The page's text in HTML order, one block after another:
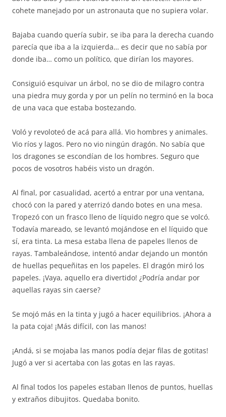
cohete manejado por un astronauta que no supiera volar.
Bajaba cuando quería subir, se iba para la derecha cuando
parecía que iba a la izquierda… es decir que no sabía por
donde iba… como un político, que dirían los mayores.
Consiguió esquivar un árbol, no se dio de milagro contra
una piedra muy gorda y por un pelín no terminó en la boca
de una vaca que estaba bostezando.
Voló y revoloteó de acá para allá. Vio hombres y animales.
Vio ríos y lagos. Pero no vio ningún dragón. No sabía que
los dragones se escondían de los hombres. Seguro que
pocos de vosotros habéis visto un dragón.
Al final, por casualidad, acertó a entrar por una ventana,
chocó con la pared y aterrizó dando botes en una mesa.
Tropezó con un frasco lleno de líquido negro que se volcó.
Todavía mareado, se levantó mojándose en el líquido que
sí, era tinta. La mesa estaba llena de papeles llenos de
rayas. Tambaleándose, intentó andar dejando un montón
de huellas pequeñitas en los papeles. El dragón miró los
papeles. ¡Vaya, aquello era divertido! ¿Podría andar por
aquellas rayas sin caerse?
Se mojó más en la tinta y jugó a hacer equilibrios. ¡Ahora a
la pata coja! ¡Más difícil, con las manos!
¡Andá, si se mojaba las manos podía dejar filas de gotitas!
Jugó a ver si acertaba con las gotas en las rayas.
Al final todos los papeles estaban llenos de puntos, huellas
y extraños dibujitos. Quedaba bonito.